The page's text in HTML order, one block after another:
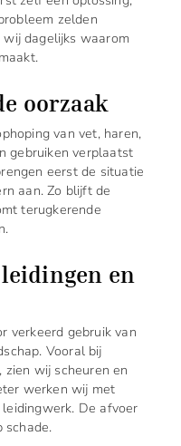
zelden
dagelijks waarom
oorzaak
van vet, haren,
gebruiken verplaatst
eerst de situatie
aan. Zo blijft de
terugkerende
en
verkeerd gebruik van
Vooral bij
wij scheuren en
werken wij met
De afvoer
schade.